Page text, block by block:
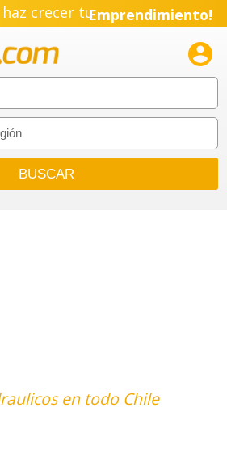
crecer tuEmprendimiento!

en todo Chile